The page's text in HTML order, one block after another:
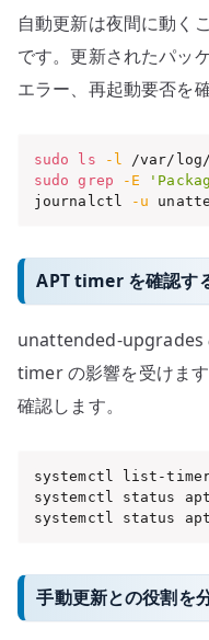
自動更新は夜間に動く
です。更新されたパッ
エラー、再起動要否を
sudo ls -l
sudo
grep -E
journalctl
-u
APT timer を確認す
unattended-upgrades
timer の影響を受けま
確認します。
systemctl list-
systemctl status
systemctl status
手動更新との役割を